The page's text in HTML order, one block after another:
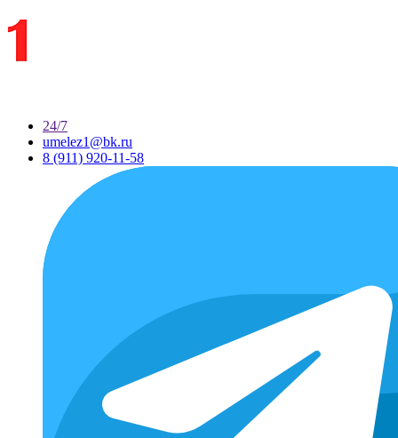
24/7
umelez1@bk.ru
8 (911) 920-11-58